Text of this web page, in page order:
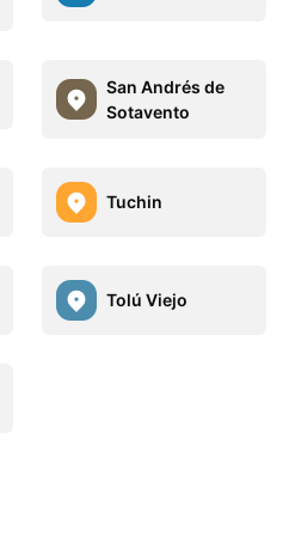
San Andrés de
Sotavento
Tuchin
Tolú Viejo